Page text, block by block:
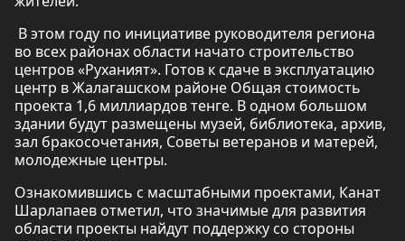
В этом году по инициативе руководителя региона
во всех районах области начато строительство
центров «Руханият». Готов к сдаче в эксплуатацию
центр в Жалагашском районе Общая стоимость
проекта 1,6 миллиардов тенге. В одном большом
здании будут размещены музей, библиотека, архив,
зал бракосочетания, Советы ветеранов и матерей,
молодежные центры.
Ознакомившись с масштабными проектами, Канат
Шарлапаев отметил, что значимые для развития
области проекты найдут поддержку со стороны